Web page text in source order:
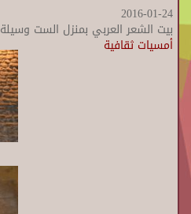
2016-01-24
بيت الشعر العربي بمنزل الست وسيلة
أمسيات ثقافية